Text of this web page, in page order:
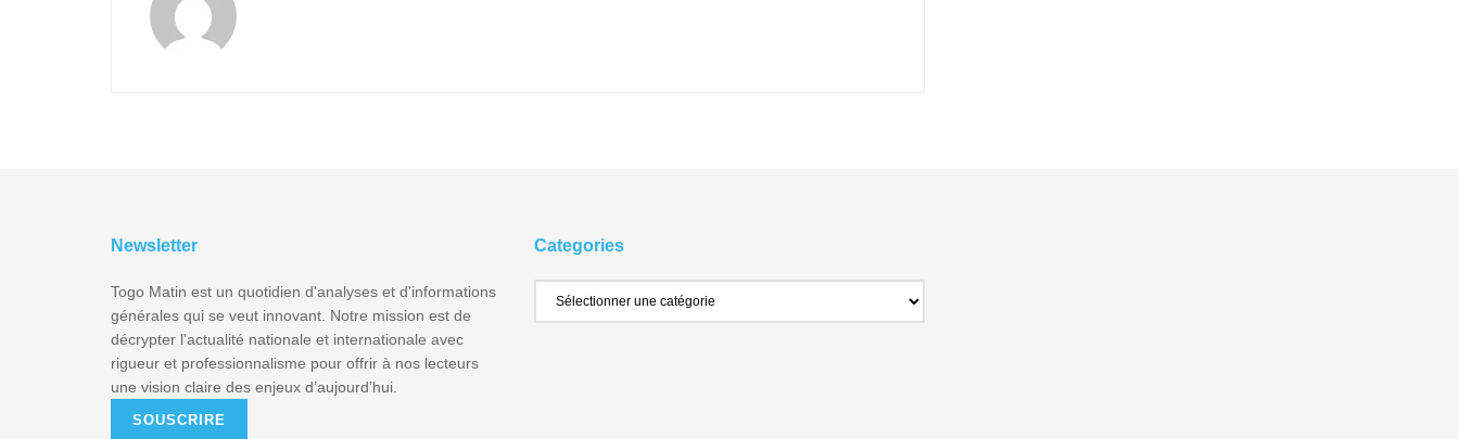
Newsletter
Togo Matin est un quotidien d'analyses et d'informations
générales qui se veut innovant. Notre mission est de
décrypter l'actualité nationale et internationale avec
rigueur et professionnalisme pour offrir à nos lecteurs
une vision claire des enjeux d’aujourd’hui.
SOUSCRIRE
Categories